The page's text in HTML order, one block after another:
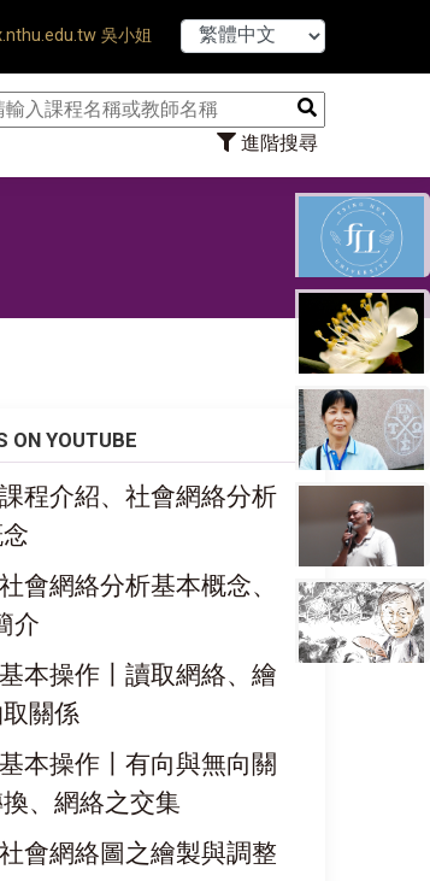
吳小姐
進階搜尋
【7/31】114學年
ON YOUTUBE
程介紹、社會網絡分析
會網絡分析基本概念、
介
本操作〡讀取網絡、繪
關係
本操作〡有向與無向關
、網絡之交集
會網絡圖之繪製與調整